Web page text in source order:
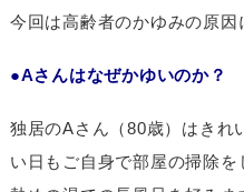
今回は高齢者のかゆみの原因
●Aさんはなぜかゆいのか？
独居のAさん（80歳）はきれ
い日もご自身で部屋の掃除を